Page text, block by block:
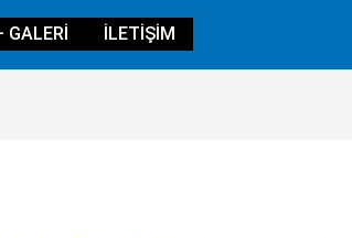
GALERI İLETIŞIM